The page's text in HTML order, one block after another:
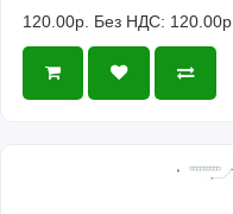
120.00р. Без НДС: 120.00р.